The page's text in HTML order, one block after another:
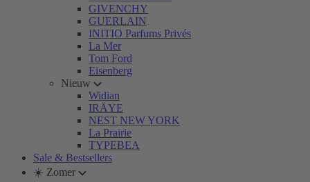
GIVENCHY
GUERLAIN
INITIO Parfums Privés
La Mer
Tom Ford
Eisenberg
Nieuw
Widian
IRÄYE
NEST NEW YORK
La Prairie
TYPEBEA
Sale & Bestsellers
☀️ Zomer